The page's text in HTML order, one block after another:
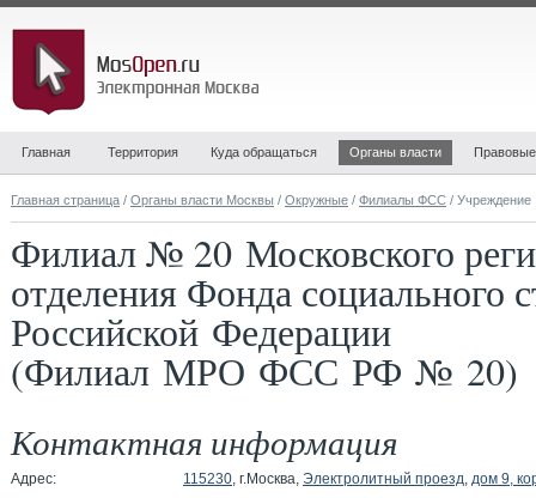
Главная Территория Куда обращаться Органы власти
Главная страница / Органы власти Москвы / Окружные / Филиалы ФСС / Учреждение
Филиал № 20 Московского
отделения Фонда социального
Российской Федерации
(Филиал МРО ФСС РФ № 20)
Контактная информация
Адрес: 115230, г.Москва, Электролитный проезд, дом 9,